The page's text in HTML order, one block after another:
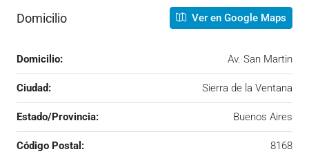
Domicilio Ver en Google Maps
Domicilio: Av. San Martin
Ciudad: Sierra de la Ventana
Estado/Provincia: Buenos Aires
Código Postal: 8168